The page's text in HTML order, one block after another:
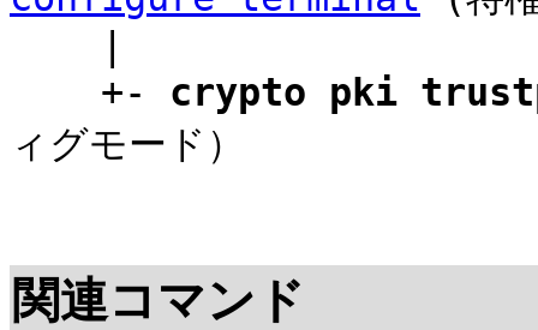
+- crypto pki
ィグモード）
関連コマンド